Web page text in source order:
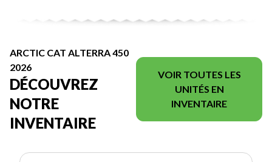
ARCTIC CAT ALTERRA 450
2026
DÉCOUVREZ
NOTRE
INVENTAIRE
VOIR TOUTES LES
UNITÉS EN
INVENTAIRE